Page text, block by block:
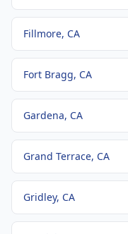
Fillmore, CA
Fort Bragg, CA
Gardena, CA
Grand Terrace, CA
Gridley, CA